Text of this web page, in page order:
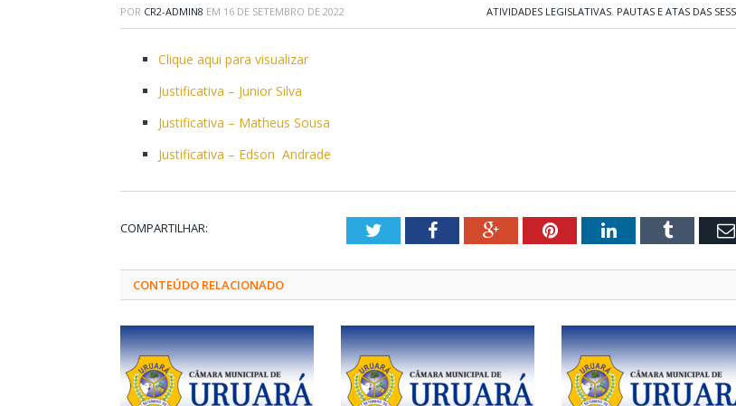
POR CR2-ADMIN8 EM 16 DE SETEMBRO DE 2022 ATIVIDADES LEGISLATIVAS, PAUTAS E ATAS DAS
Clique aqui para visualizar
Justificativa – Junior Silva
Justificativa – Matheus Sousa
Justificativa – Edson Andrade
COMPARTILHAR: TwitterFacebookGoogle+PinterestLinkedInTumblr
CONTEÚDO RELACIONADO